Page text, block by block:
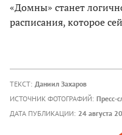
«Домны» станет
расписания, которое
ТЕКСТ: Даниил Захаров
ИСТОЧНИК ФОТОГРАФИЙ: Пресс-
ДАТА ПУБЛИКАЦИИ: 24 августа